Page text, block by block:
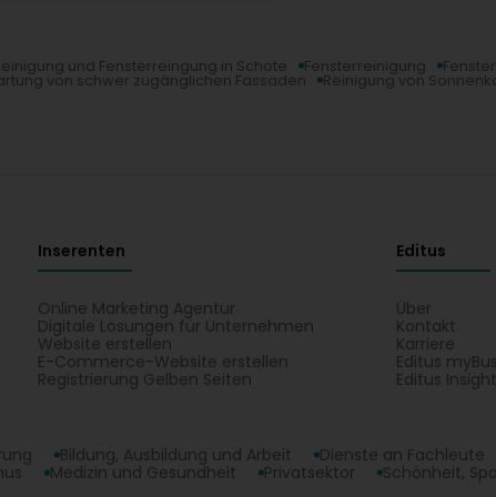
und Fensterreingung in Schote Fensterreinigung
von schwer zugänglichen Fassaden Reinigung von
Inserenten
Online Marketing Agentur
Digitale Lösungen für Unternehmen
Website erstellen
E-Commerce-Website erstellen
Registrierung Gelben Seiten
Editus
Über
Kontakt
Karriere
Editus
Editus Insight
Bildung, Ausbildung und Arbeit Dienste an Fachleute
Medizin und Gesundheit Privatsektor Schönheit,